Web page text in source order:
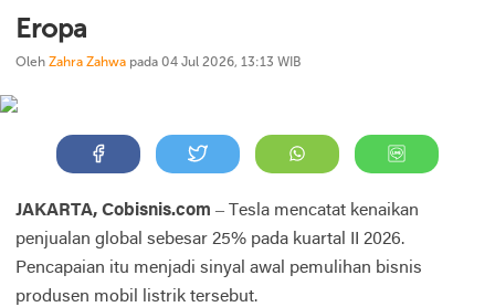
Eropa
Oleh Zahra Zahwa pada 04 Jul 2026, 13:13 WIB
JAKARTA, Cobisnis.com – Tesla mencatat kenaikan
penjualan global sebesar 25% pada kuartal II 2026.
Pencapaian itu menjadi sinyal awal pemulihan bisnis
produsen mobil listrik tersebut.